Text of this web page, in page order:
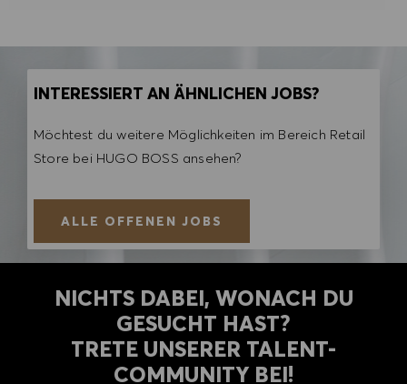
INTERESSIERT AN ÄHNLICHEN JOBS?
Möchtest du weitere Möglichkeiten im Bereich Retail
Store bei HUGO BOSS ansehen?
ALLE OFFENEN JOBS
NICHTS DABEI, WONACH DU
GESUCHT HAST?
TRETE UNSERER TALENT-
COMMUNITY BEI!